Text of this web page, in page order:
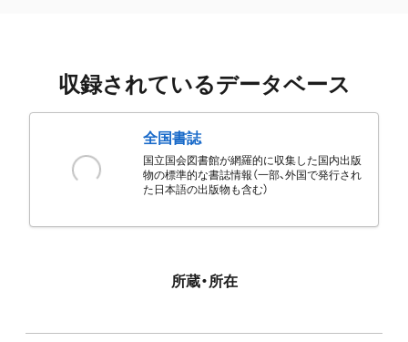
収録されているデータベース
全国書誌
国立国会図書館が網羅的に収集した国内出版
物の標準的な書誌情報（一部、外国で発行され
た日本語の出版物も含む）
所蔵・所在